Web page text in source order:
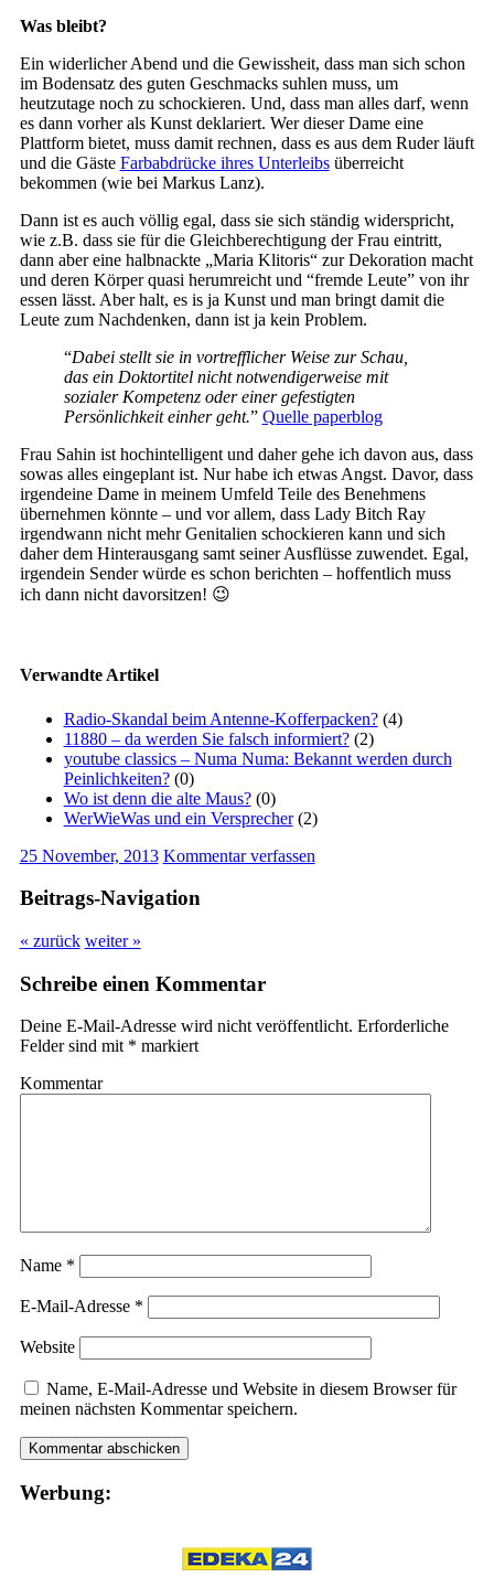
Was bleibt?
Ein widerlicher Abend und die Gewissheit, dass man sich schon
im Bodensatz des guten Geschmacks suhlen muss, um
heutzutage noch zu schockieren. Und, dass man alles darf, wenn
es dann vorher als Kunst deklariert. Wer dieser Dame eine
Plattform bietet, muss damit rechnen, dass es aus dem Ruder läuft
und die Gäste Farbabdrücke ihres Unterleibsüberreicht
bekommen (wie bei Markus Lanz).
Dann ist es auch völlig egal, dass sie sich ständig widerspricht,
wie z.B. dass sie für die Gleichberechtigung der Frau eintritt,
dann aber eine halbnackte „Maria Klitoris“ zur Dekoration macht
und deren Körper quasi herumreicht und “fremde Leute” von ihr
essen lässt. Aber halt, es is ja Kunst und man bringt damit die
Leute zum Nachdenken, dann ist ja kein Problem.
“Dabei stellt sie in vortrefflicher Weise zur Schau,
das ein Doktortitel nicht notwendigerweise mit
sozialer Kompetenz oder einer gefestigten
Persönlichkeit einher geht.” Quelle paperblog
Frau Sahin ist hochintelligent und daher gehe ich davon aus, dass
sowas alles eingeplant ist. Nur habe ich etwas Angst. Davor, dass
irgendeine Dame in meinem Umfeld Teile des Benehmens
übernehmen könnte – und vor allem, dass Lady Bitch Ray
irgendwann nicht mehr Genitalien schockieren kann und sich
daher dem Hinterausgang samt seiner Ausflüsse zuwendet. Egal,
irgendein Sender würde es schon berichten – hoffentlich muss
ich dann nicht davorsitzen! 😉
Verwandte Artikel
Radio-Skandal beim Antenne-Kofferpacken?(4)
11880 – da werden Sie falsch informiert?(2)
youtube classics – Numa Numa: Bekannt werden durch
Peinlichkeiten?(0)
Wo ist denn die alte Maus?(0)
WerWieWas und ein Versprecher(2)
25 November, 2013 Kommentar verfassen
Beitrags-Navigation
« zurück weiter »
Schreibe einen Kommentar
Deine E-Mail-Adresse wird nicht veröffentlicht. Erforderliche
Felder sind mit * markiert
Kommentar
Name *
E-Mail-Adresse *
Website
Name, E-Mail-Adresse und Website in diesem Browser für
meinen nächsten Kommentar speichern.
Werbung: